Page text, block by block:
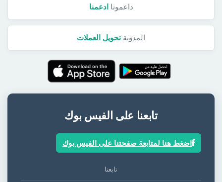
داعمونا ادعمنا
المدونةتحويل العملات
تابعنا على الفيس بوك
اضغط هنا لمتابعة صفحتنا على الفيس بوك
تابعنا